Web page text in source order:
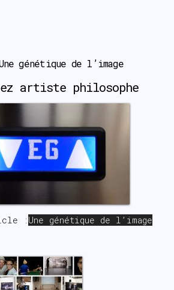
génétique de l’image
artiste philosophe
: Une génétique de l’image